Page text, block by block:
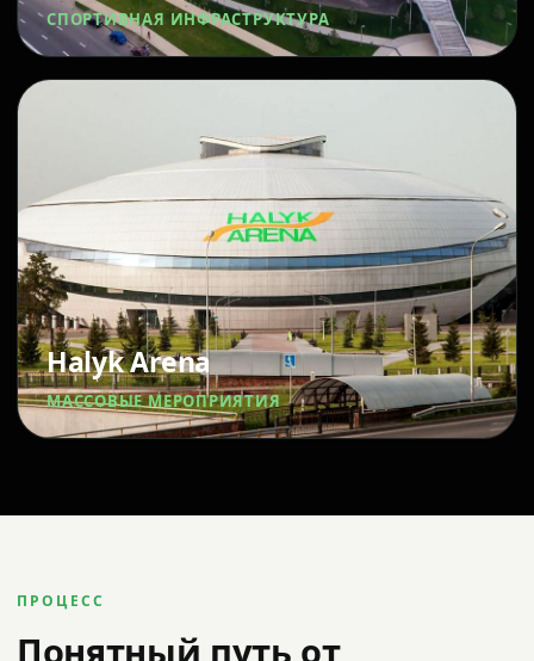
СПОРТИВНАЯ ИНФРАСТРУКТУРА
Halyk Arena
МАССОВЫЕ МЕРОПРИЯТИЯ
ПРОЦЕСС
Понятный путь от